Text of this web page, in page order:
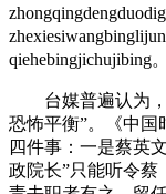
qiehebingjichujibing。
台媒普遍认为，
恐怖平衡”。《中国
四件事：一是蔡英
政院长”只能听令蔡